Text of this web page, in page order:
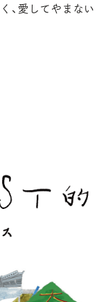
、愛してやまない